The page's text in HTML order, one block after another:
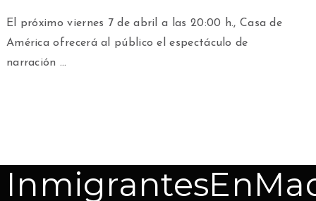
El próximo viernes 7 de abril a las 20:00 h., Casa de
América ofrecerá al público el espectáculo de
narración …